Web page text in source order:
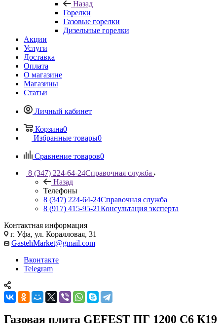
Назад
Горелки
Газовые горелки
Дизельные горелки
Акции
Услуги
Доставка
Оплата
О магазине
Магазины
Статьи
Личный кабинет
Корзина0
Избранные товары0
Сравнение товаров0
8 (347) 224-64-24Справочная служба
Назад
Телефоны
8 (347) 224-64-24Справочная служба
8 (917) 415-95-21Консультация эксперта
Контактная информация
г. Уфа, ул. Коралловая, 31
GastehMarket@gmail.com
Вконтакте
Telegram
Газовая плита GEFEST ПГ 1200 С6 К19